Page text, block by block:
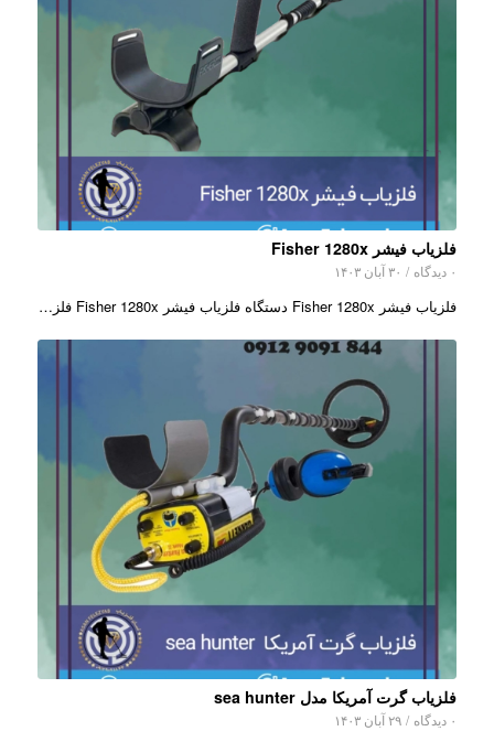
فلزیاب فیشر Fisher 1280x
۰ دیدگاه / ۳۰ آبان ۱۴۰۳
فلزیاب فیشر Fisher 1280x دستگاه فلزیاب فیشر Fisher 1280x فلز…
فلزیاب گرت آمریکا مدل sea hunter
۰ دیدگاه / ۲۹ آبان ۱۴۰۳